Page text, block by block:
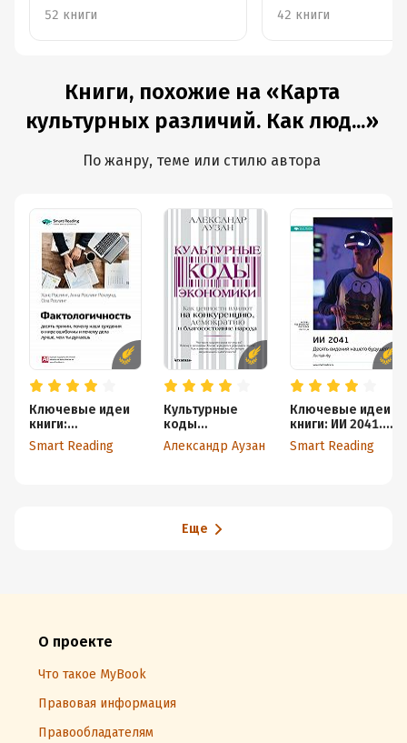
52 книги
августа
42 книги
Книги, похожие на «Карта
культурных различий. Как люд...»
По жанру, теме или стилю автора
Ключевые идеи
книги:
Фактологичность
: десять причин,
Smart Reading
Культурные
коды
экономики. Как
ценности
народа
Александр Аузан
Ключевые идеи
книги: ИИ 2041.
Десять видений
нашего
Smart Reading
Еще
О проекте
Что такое MyBook
Правовая информация
Правообладателям